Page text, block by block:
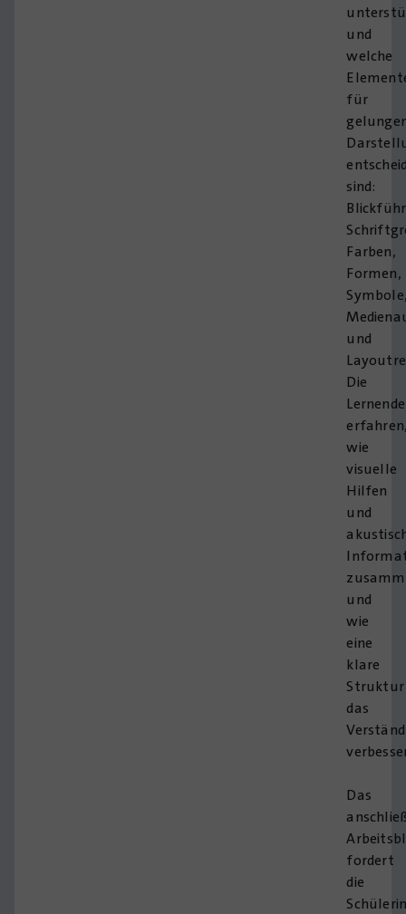
und
welche
für
sind:
Farben,
Formen,
und
Die
wie
visuelle
Hilfen
und
und
wie
eine
klare
Struktur
das
Das
fordert
die